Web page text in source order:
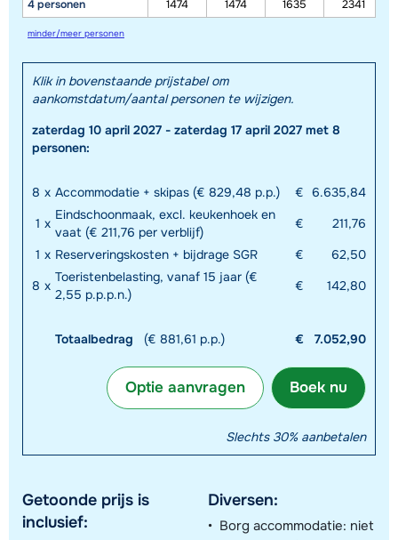
4 personen 1474 1474 1635 2341
minder/meer personen
Klik in bovenstaande prijstabel om
aankomstdatum/aantal personen te wijzigen.
zaterdag 10 april 2027 - zaterdag 17 april 2027 met 8
personen:
8 x Accommodatie + skipas (€ 829,48 p.p.) € 6.635,84
1 x
Eindschoonmaak, excl. keukenhoek en
vaat (€ 211,76 per verblijf)
€
211,76
1 x Reserveringskosten + bijdrage SGR €
62,50
8 x
Toeristenbelasting, vanaf 15 jaar (€
2,55 p.p.p.n.)
€ 142,80
Totaalbedrag (€ 881,61 p.p.) € 7.052,90
Boek nu
Optie aanvragen
Slechts 30% aanbetalen
Getoonde prijs is
inclusief:
Diversen:
Borg accommodatie: niet